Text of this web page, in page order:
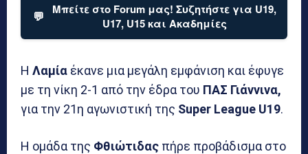
💬
Μπείτε στο Forum μας! Συζητήστε για U19,
U17, U15 και Ακαδημίες
Η Λαμία έκανε μια μεγάλη εμφάνιση και έφυγε
με τη νίκη 2-1 από την έδρα του ΠΑΣ Γιάννινα,
για την 21η αγωνιστική της Super League U19.
Η ομάδα της Φθιώτιδας πήρε προβάδισμα στο